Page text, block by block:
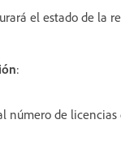
el estado de la
:
número de licencias